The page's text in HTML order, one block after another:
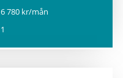
6 780 kr/mån
1